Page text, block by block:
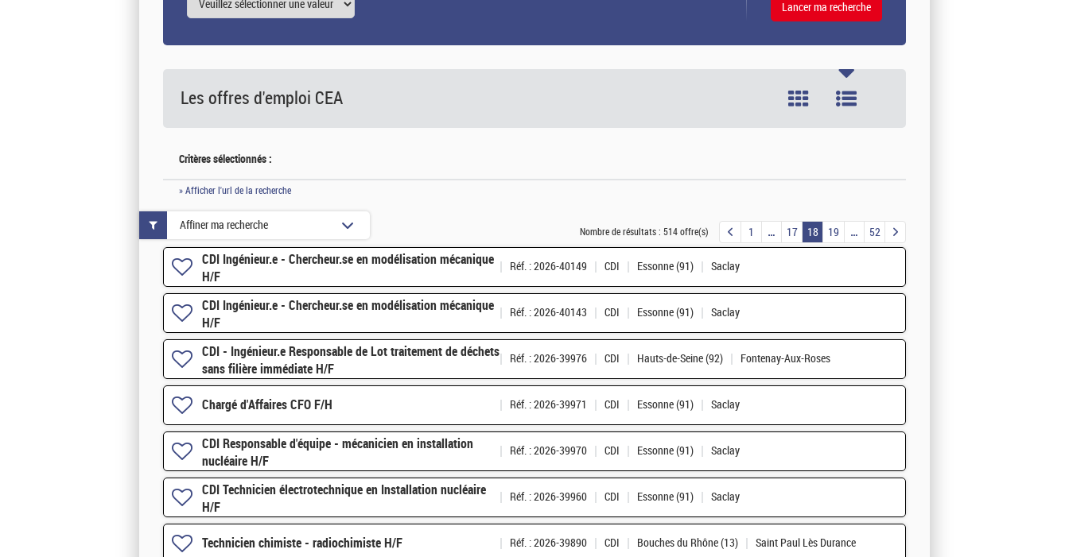
Les offres d'emploi CEA
Critères sélectionnés :
» Afficher l'url de la recherche
Nombre de résultats : 514 offre(s) 1 17 18 19 52
CDI Ingénieur.e - Chercheur.se en modélisation mécanique
H/F
Réf. : 2026-40149 CDI Essonne (91) Saclay
CDI Ingénieur.e - Chercheur.se en modélisation mécanique
H/F
Réf. : 2026-40143 CDI Essonne (91) Saclay
CDI - Ingénieur.e Responsable de Lot traitement de déchets
sans filière immédiate H/F
Réf. : 2026-39976 CDI Hauts-de-Seine (92) Fontenay-Aux-Roses
Chargé d'Affaires CFO F/H Réf. : 2026-39971 CDI Essonne (91) Saclay
CDI Responsable d'équipe - mécanicien en installation
nucléaire H/F
Réf. : 2026-39970 CDI Essonne (91) Saclay
CDI Technicien électrotechnique en Installation nucléaire
H/F
Réf. : 2026-39960 CDI Essonne (91) Saclay
Technicien chimiste - radiochimiste H/F Réf. : 2026-39890 CDI Bouches du Rhône (13) Saint Paul Lès Durance
Affiner ma recherche